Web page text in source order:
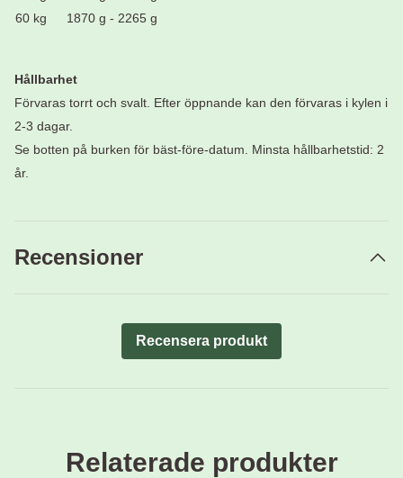
60 kg
1870 g - 2265 g
Hållbarhet
Förvaras torrt och svalt. Efter öppnande kan den förvaras i kylen i
2-3 dagar.
Se botten på burken för bäst-före-datum. Minsta hållbarhetstid: 2
år.
Recensioner
Recensera produkt
Relaterade produkter